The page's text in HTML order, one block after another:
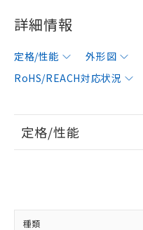
詳細情報
定格/性能 外形図
RoHS/REACH対応状況
定格/性能
種類